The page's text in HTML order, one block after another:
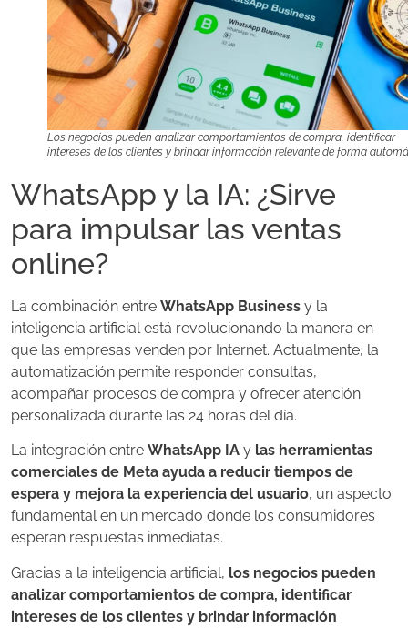
Los negocios pueden analizar comportamientos de compra, identificar
intereses de los clientes y brindar información relevante de forma
WhatsApp y la IA: ¿Sirve
para impulsar las ventas
online?
La combinación entre WhatsApp Business y la
inteligencia artificial está revolucionando la manera en
que las empresas venden por Internet. Actualmente, la
automatización permite responder consultas,
acompañar procesos de compra y ofrecer atención
personalizada durante las 24 horas del día.
La integración entre WhatsApp IA y las herramientas
comerciales de Meta ayuda a reducir tiempos de
espera y mejora la experiencia del usuario, un aspecto
fundamental en un mercado donde los consumidores
esperan respuestas inmediatas.
Gracias a la inteligencia artificial, los negocios pueden
analizar comportamientos de compra, identificar
intereses de los clientes y brindar información